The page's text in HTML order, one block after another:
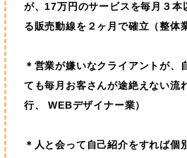
が、17万円のサービスを毎月３本
る販売動線を２ヶ月で確立（整体
＊ 営業が嫌いなクライアントが、
ても毎月お客さんが途絶えない流
行、 WEBデザイナー業）
＊ 人と会って自己紹介をすれば個